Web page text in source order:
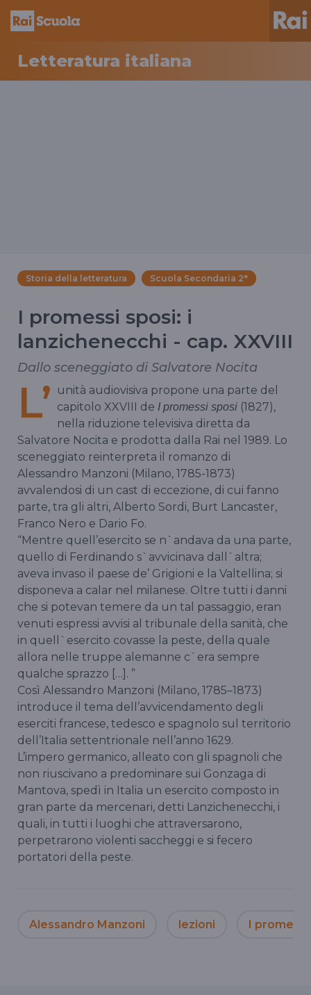
Letteratura italiana
Storia della letteratura Scuola Secondaria 2°
I promessi sposi: i
lanzichenecchi - cap. XXVIII
Dallo sceneggiato di Salvatore Nocita
L’
unità audiovisiva propone una parte del
capitolo XXVIII de I promessi sposi (1827),
nella riduzione televisiva diretta da
Salvatore Nocita e prodotta dalla Rai nel 1989. Lo
sceneggiato reinterpreta il romanzo di
Alessandro Manzoni (Milano, 1785-1873)
avvalendosi di un cast di eccezione, di cui fanno
parte, tra gli altri, Alberto Sordi, Burt Lancaster,
Franco Nero e Dario Fo.
“Mentre quell’esercito se n`andava da una parte,
quello di Ferdinando s`avvicinava dall`altra;
aveva invaso il paese de’ Grigioni e la Valtellina; si
disponeva a calar nel milanese. Oltre tutti i danni
che si potevan temere da un tal passaggio, eran
venuti espressi avvisi al tribunale della sanità, che
in quell`esercito covasse la peste, della quale
allora nelle truppe alemanne c`era sempre
qualche sprazzo […]. ”
Così Alessandro Manzoni (Milano, 1785–1873)
introduce il tema dell’avvicendamento degli
eserciti francese, tedesco e spagnolo sul territorio
dell’Italia settentrionale nell’anno 1629.
L’impero germanico, alleato con gli spagnoli che
non riuscivano a predominare sui Gonzaga di
Mantova, spedì in Italia un esercito composto in
gran parte da mercenari, detti Lanzichenecchi, i
quali, in tutti i luoghi che attraversarono,
perpetrarono violenti saccheggi e si fecero
portatori della peste.
Alessandro Manzoni lezioni I